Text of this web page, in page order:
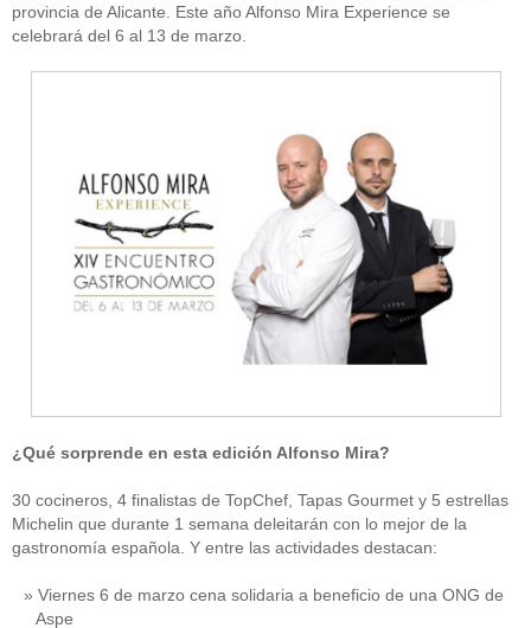
provincia de Alicante. Este año Alfonso Mira Experience se
celebrará del 6 al 13 de marzo.
¿Qué sorprende en esta edición Alfonso Mira?
30 cocineros, 4 finalistas de TopChef, Tapas Gourmet y 5 estrellas
Michelin que durante 1 semana deleitarán con lo mejor de la
gastronomía española. Y entre las actividades destacan:
Viernes 6 de marzo cena solidaria a beneficio de una ONG de
Aspe